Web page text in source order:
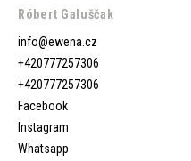
Róbert Galuščak
info@ewena.cz
+420777257306
+420777257306
Facebook
Instagram
Whatsapp